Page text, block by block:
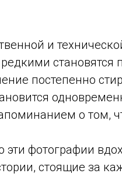
и
постепенно
о том,
эти фотографии
стоящие за